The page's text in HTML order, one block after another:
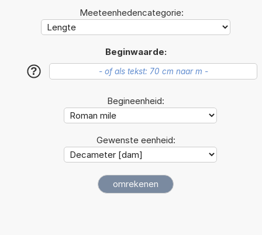
Meeteenhedencategorie:
Beginwaarde:
?
Begineenheid:
Gewenste eenheid: